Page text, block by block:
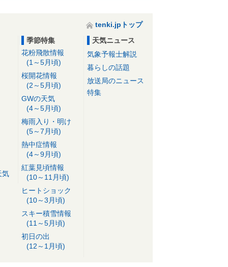
tenki.jpトップ
気
季節特集
花粉飛散情報
(1～5月頃)
桜開花情報
(2～5月頃)
GWの天気
(4～5月頃)
梅雨入り・明け
(5～7月頃)
熱中症情報
(4～9月頃)
紅葉見頃情報
(10～11月頃)
ヒートショック
(10～3月頃)
スキー積雪情報
(11～5月頃)
初日の出
(12～1月頃)
天気ニュース
気象予報士解説
暮らしの話題
放送局のニュース
特集